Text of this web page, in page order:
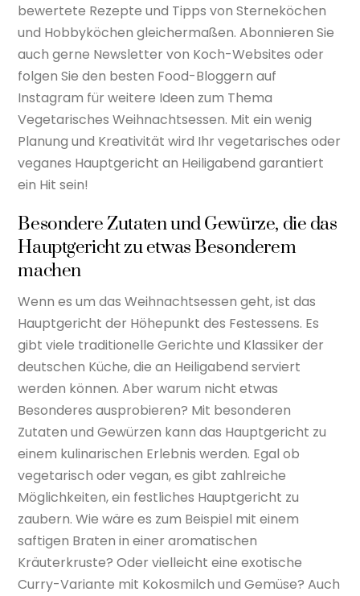
bewertete Rezepte und Tipps von Sterneköchen
und Hobbyköchen gleichermaßen. Abonnieren Sie
auch gerne Newsletter von Koch-Websites oder
folgen Sie den besten Food-Bloggern auf
Instagram für weitere Ideen zum Thema
Vegetarisches Weihnachtsessen. Mit ein wenig
Planung und Kreativität wird Ihr vegetarisches oder
veganes Hauptgericht an Heiligabend garantiert
ein Hit sein!
Besondere Zutaten und Gewürze, die das
Hauptgericht zu etwas Besonderem
machen
Wenn es um das Weihnachtsessen geht, ist das
Hauptgericht der Höhepunkt des Festessens. Es
gibt viele traditionelle Gerichte und Klassiker der
deutschen Küche, die an Heiligabend serviert
werden können. Aber warum nicht etwas
Besonderes ausprobieren? Mit besonderen
Zutaten und Gewürzen kann das Hauptgericht zu
einem kulinarischen Erlebnis werden. Egal ob
vegetarisch oder vegan, es gibt zahlreiche
Möglichkeiten, ein festliches Hauptgericht zu
zaubern. Wie wäre es zum Beispiel mit einem
saftigen Braten in einer aromatischen
Kräuterkruste? Oder vielleicht eine exotische
Curry-Variante mit Kokosmilch und Gemüse? Auch